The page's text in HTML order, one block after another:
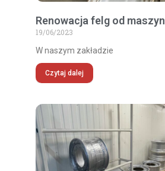
Renowacja felg od maszyn
19/06/2023
W naszym zakładzie
Czytaj dalej